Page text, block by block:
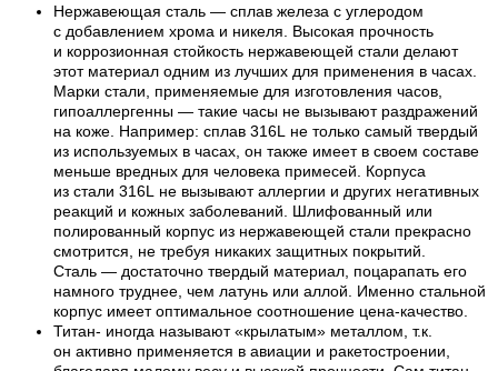
Нержавеющая сталь — сплав железа с углеродом
с добавлением хрома и никеля. Высокая прочность
и коррозионная стойкость нержавеющей стали делают
этот материал одним из лучших для применения в часах.
Марки стали, применяемые для изготовления часов,
гипоаллергенны — такие часы не вызывают раздражений
на коже. Например: сплав 316L не только самый твердый
из используемых в часах, он также имеет в своем составе
меньше вредных для человека примесей. Корпуса
из стали 316L не вызывают аллергии и других негативных
реакций и кожных заболеваний. Шлифованный или
полированный корпус из нержавеющей стали прекрасно
смотрится, не требуя никаких защитных покрытий.
Сталь — достаточно твердый материал, поцарапать его
намного труднее, чем латунь или аллой. Именно стальной
корпус имеет оптимальное соотношение цена-качество.
Титан- иногда называют «крылатым» металлом, т.к.
он активно применяется в авиации и ракетостроении,